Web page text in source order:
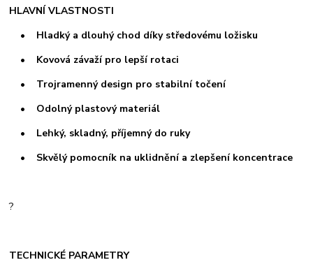
HLAVNÍ VLASTNOSTI
• Hladký a dlouhý chod díky středovému ložisku
• Kovová závaží pro lepší rotaci
• Trojramenný design pro stabilní točení
• Odolný plastový materiál
• Lehký, skladný, příjemný do ruky
• Skvělý pomocník na uklidnění a zlepšení koncentrace
?
TECHNICKÉ PARAMETRY